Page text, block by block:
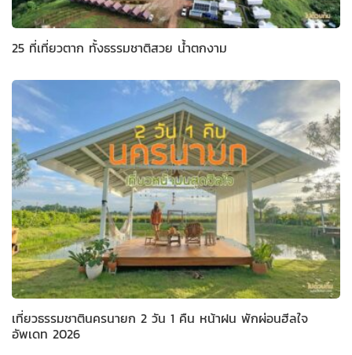
25 ที่เที่ยวตาก ทั้งธรรมชาติสวย น้ำตกงาม
เที่ยวธรรมชาตินครนายก 2 วัน 1 คืน หน้าฝน พักผ่อนฮีลใจ
อัพเดท 2026